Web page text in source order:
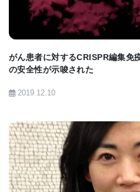
い兆候であるとカストロ博
「すべての神経膠腫は再発
だ」とカストロ博士は述べ
心臓の機能にはほとんど影
であることが確認された。
ヒトで実験され、安全性が
基材を使用している。臨床
がん患者に対するCRISPR編集免
の安全性が示唆された
2019.12.10